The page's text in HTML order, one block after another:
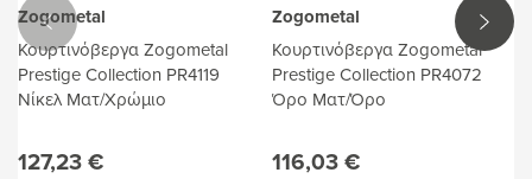
Zogometal
Κουρτινόβεργα Zogometal
Prestige Collection PR4119
Νίκελ Ματ/Χρώμιο
127,23 €
Zogometal
Κουρτινόβεργα Zogometal
Prestige Collection PR4072
Όρο Ματ/Όρο
116,03 €